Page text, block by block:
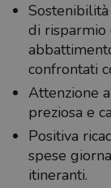
di risparmio
confrontati
Attenzione
preziosa e
Positiva
spese
itineranti.